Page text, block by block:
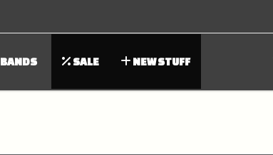
BANDS SALE NEW STUFF